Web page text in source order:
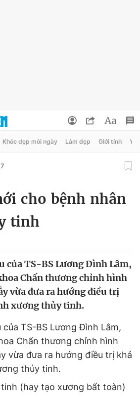
BÁO
Tin 360
Bạn cần biết
Khỏe đẹp mỗi ngày Làm đẹp Giới tính Y
cho bệnh nhân
tinh
của TS-BS Lương Đình Lâm,
Chấn thương chỉnh hình
vừa đưa ra hướng điều trị
xương thủy tinh.
TS-BS Lương Đình Lâm,
Chấn thương chỉnh hình
vừa đưa ra hướng điều trị khả
thủy tinh.
(hay tạo xương bất toàn)